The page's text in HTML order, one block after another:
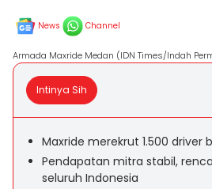
News Channel
Armada Maxride Medan (IDN Times/Indah
Intinya Sih
Maxride merekrut 1.500 driver
Pendapatan mitra stabil,
seluruh Indonesia